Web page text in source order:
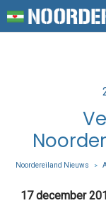
Noordereiland Nieuws >
17 december